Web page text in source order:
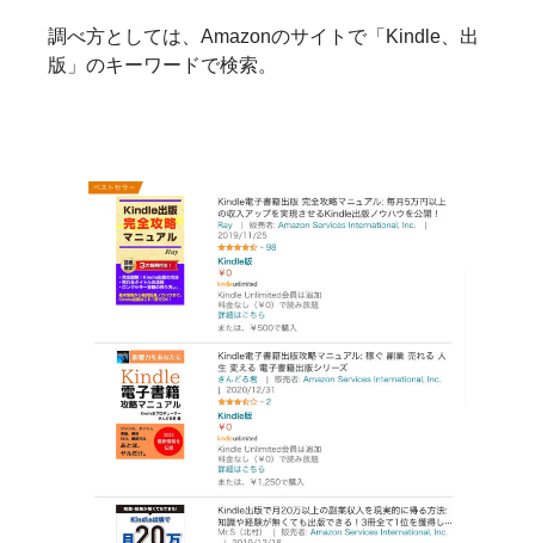
調べ方としては、Amazonのサイトで「Kindle、出
版」のキーワードで検索。